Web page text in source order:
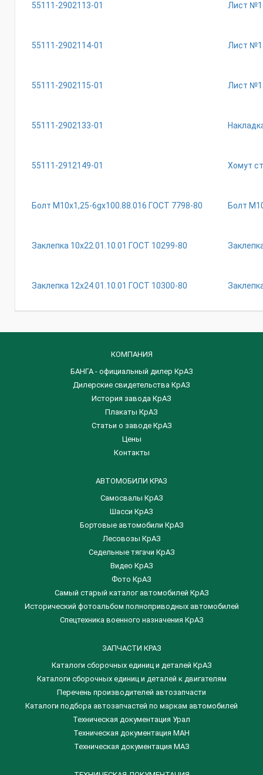
55111-2902113-01 Лист
55111-2902114-01 Лист
55111-2902115-01 Лист
55111-2902133-01
55111-2912149-01 Хомут
Болт М10х1,25-6gх100.88.016 ГОСТ 7798-80 Болт
Заклепка 10х22.01.10.01 ГОСТ 10299-80
Заклепка 12х24.01.10.01 ГОСТ 10300-80
КОМПАНИЯ
БАНГА - официальный дилер КрАЗ
Дилерские свидетельства КрАЗ
История завода КрАЗ
Плакаты КрАЗ
Статьи о заводе КрАЗ
Цены
Контакты
АВТОМОБИЛИ КРАЗ
Самосвалы КрАЗ
Шасси КрАЗ
Бортовые автомобили КрАЗ
Лесовозы КрАЗ
Седельные тягачи КрАЗ
Видео КрАЗ
Фото КрАЗ
Самый старый каталог автомобилей КрАЗ
Исторический фотоальбом полноприводных автомобилей
Спецтехника военного назначения КрАЗ
ЗАПЧАСТИ КРАЗ
Каталоги сборочных единиц и деталей КрАЗ
​Каталоги сборочных единиц и деталей к двигателям
Перечень производителей автозапчасти
Каталоги подбора автозапчастей по маркам автомобилей
Техническая документация Урал
Техническая документация МАН
Техническая документация МАЗ